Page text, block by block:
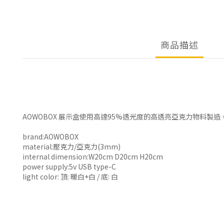
商品描述
AOWOBOX 展示盒使用高達95%透光度的高透亮亞克力物料製
brand:AOWOBOX
material:壓克力/亞克力(3mm)
internal dimension:W20cm D20cm H20cm
power supply:5v USB type-C
light color: 頂: 暖白+白 / 底: 白